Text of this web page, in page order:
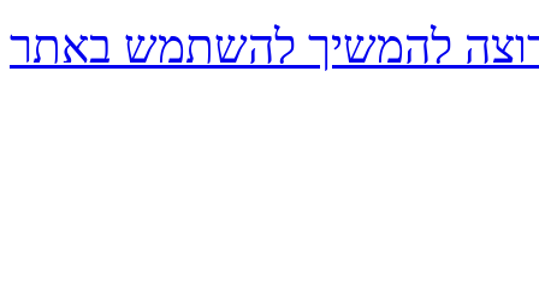
רוצה להמשיך להשתמש באתר